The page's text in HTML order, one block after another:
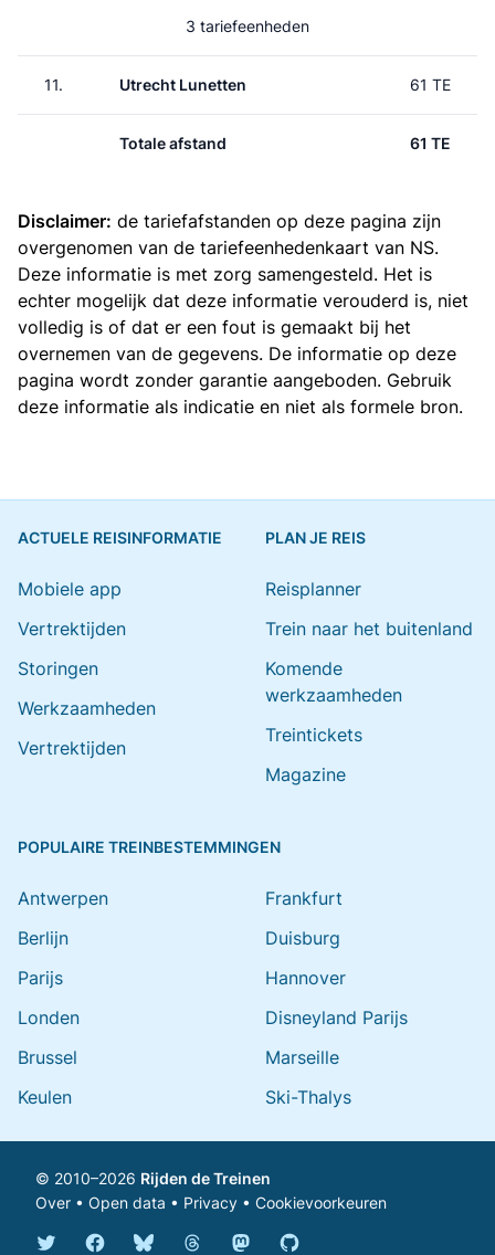
3 tariefeenheden
11. Utrecht Lunetten 61 TE
Totale afstand 61 TE
Disclaimer: de tariefafstanden op deze pagina zijn
overgenomen van de tariefeenhedenkaart van NS.
Deze informatie is met zorg samengesteld. Het is
echter mogelijk dat deze informatie verouderd is, niet
volledig is of dat er een fout is gemaakt bij het
overnemen van de gegevens. De informatie op deze
pagina wordt zonder garantie aangeboden. Gebruik
deze informatie als indicatie en niet als formele bron.
ACTUELE REISINFORMATIE
Mobiele app
Vertrektijden
Storingen
Werkzaamheden
Vertrektijden
PLAN JE REIS
Reisplanner
Trein naar het buitenland
Komende
werkzaamheden
Treintickets
Magazine
POPULAIRE TREINBESTEMMINGEN
Antwerpen
Berlijn
Parijs
Londen
Brussel
Keulen
Frankfurt
Duisburg
Hannover
Disneyland Parijs
Marseille
Ski-Thalys
© 2010–2026 Rijden de Treinen
Over • Open data • Privacy • Cookievoorkeuren